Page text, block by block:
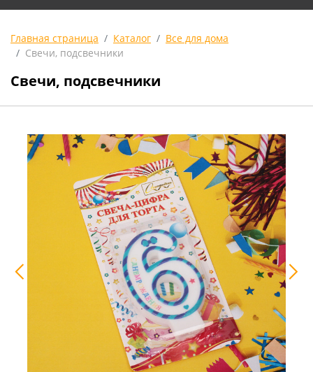
Главная страница Каталог
Все для дома
Свечи, подсвечники
Свечи, подсвечники